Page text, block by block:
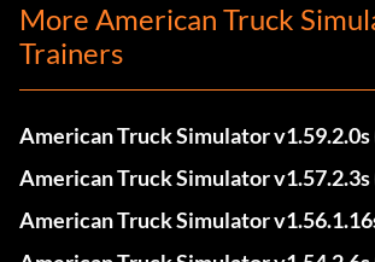
More American Truck
Trainers
American Truck Simulator v1.59.2.0s
American Truck Simulator v1.57.2.3s
American Truck Simulator